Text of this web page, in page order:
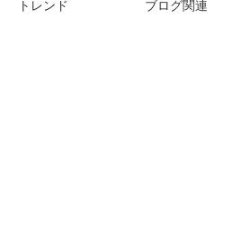
トレンド ブログ関連